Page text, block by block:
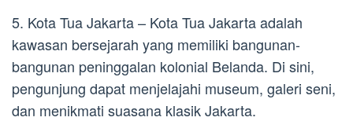
5. Kota Tua Jakarta – Kota Tua Jakarta adalah
kawasan bersejarah yang memiliki bangunan-
bangunan peninggalan kolonial Belanda. Di sini,
pengunjung dapat menjelajahi museum, galeri seni,
dan menikmati suasana klasik Jakarta.